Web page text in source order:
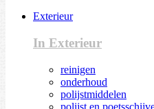
Exterieur
In Exterieur
reinigen
onderhoud
polijstmiddelen
polijst en